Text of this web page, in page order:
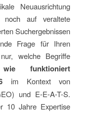
Neuausrichtung
noch auf veraltete
Suchergebnissen
Frage für Ihren
welche Begriffe
wie funktioniert
im Kontext von
und E-E-A-T-S.
10 Jahre Expertise